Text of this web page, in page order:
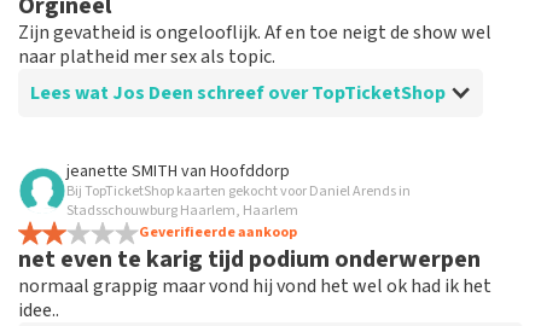
Zijn gevatheid is ongelooflijk. Af en toe neigt de show wel
naar platheid mer sex als topic.
Lees wat Jos Deen schreef over TopTicketShop
Beoordeling van Jos Deen over
Kaartjes klopten niet helemaal qua tijd
jeanette SMITH van Hoofddorp
Bij TopTicketShop kaarten gekocht voor Daniel Arends in
Stadsschouwburg Haarlem, Haarlem
Geverifieerde aankoop
net even te karig tijd podium onderwerpen
normaal grappig maar vond hij vond het wel ok had ik het
idee..